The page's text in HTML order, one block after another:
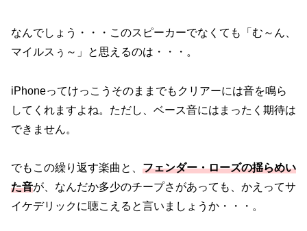
なんでしょう・・・このスピーカーでなくても「む～ん、
マイルスぅ～」と思えるのは・・・。
iPhoneってけっこうそのままでもクリアーには音を鳴ら
してくれますよね。ただし、ベース音にはまったく期待は
できません。
でもこの繰り返す楽曲と、 フェンダー・ローズの揺らめい
た音が、なんだか多少のチープさがあっても、かえってサ
イケデリックに聴こえると言いましょうか・・・。